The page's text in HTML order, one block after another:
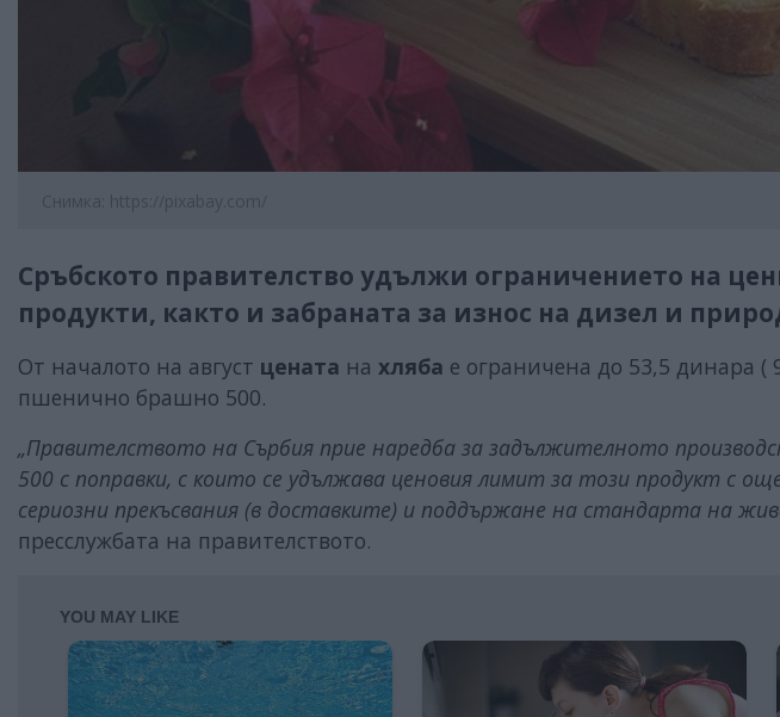
Снимка: https://pixabay.com/
Сръбското правителство удължи ограничението на
продукти, както и забраната за износ на дизел и
От началото на август цената на хляба е ограничена до 53,5 динара (
пшенично брашно 500.
„Правителството на Сърбия прие наредба за задължителното
500 с поправки, с които се удължава ценовия лимит за този продукт с
сериозни прекъсвания (в доставките) и поддържане на стандарта на
пресслужбата на правителството.